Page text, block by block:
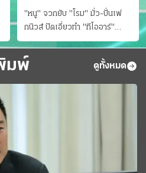
"หนู" จวกยับ "โรม" มั่ว-ปั่นเฟ
กนิวส์ ปัดเอี่ยวทํา "ทีโออาร์"
ต้นทางโกงสอบฉาว
มพ์ ดูทั้งหมด